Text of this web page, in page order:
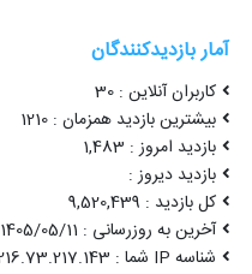
آمار بازدیدکنندگان
کاربران آنلاین : 30
بیشترین بازدید همزمان : 1210
بازدید امروز : 1,483
بازدید دیروز :
کل بازدید : 9,520,439
آخرین به روزرسانی : 1405/05/11 08:16:12
شناسه IP شما : 216.73.217.143